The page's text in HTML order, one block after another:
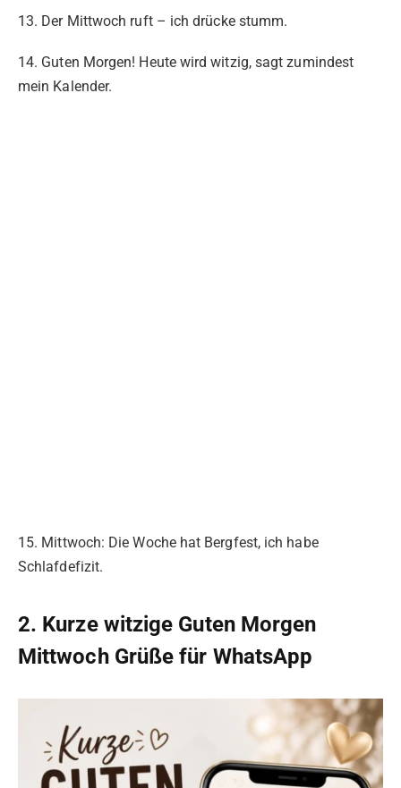
13. Der Mittwoch ruft – ich drücke stumm.
14. Guten Morgen! Heute wird witzig, sagt zumindest
mein Kalender.
15. Mittwoch: Die Woche hat Bergfest, ich habe
Schlafdefizit.
2. Kurze witzige Guten Morgen
Mittwoch Grüße für WhatsApp